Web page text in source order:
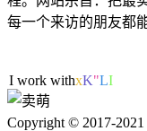
每一个来访的朋友都
I work with MLDj
Copyright © 2017-2021